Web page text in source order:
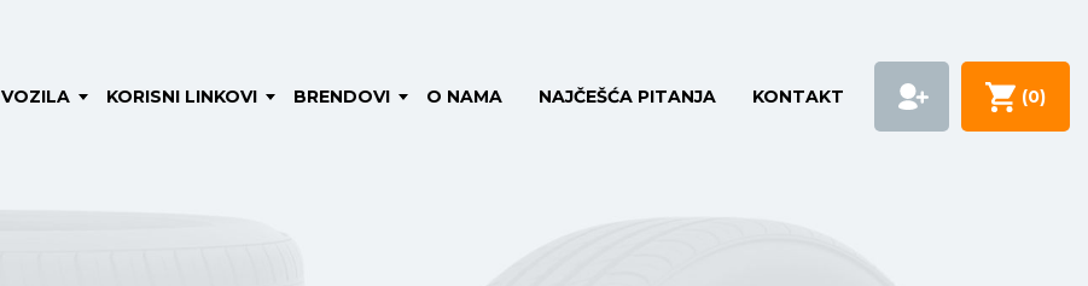
VOZILA KORISNI LINKOVI BRENDOVI O NAMA NAJČEŠĆA PITANJA KONTAKT (0)